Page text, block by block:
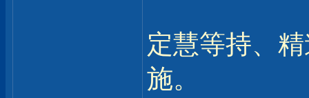
定慧等持、
施。